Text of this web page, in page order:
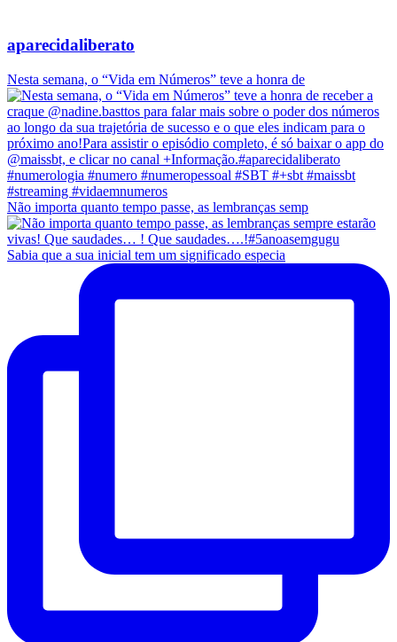
aparecidaliberato
Nesta semana, o “Vida em Números” teve a honra de
Não importa quanto tempo passe, as lembranças semp
Sabia que a sua inicial tem um significado especia